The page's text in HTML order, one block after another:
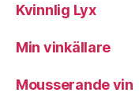
Kvinnlig Lyx
Min vinkällare
Mousserande vin